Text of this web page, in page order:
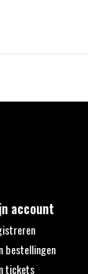
account
bestellingen
tickets